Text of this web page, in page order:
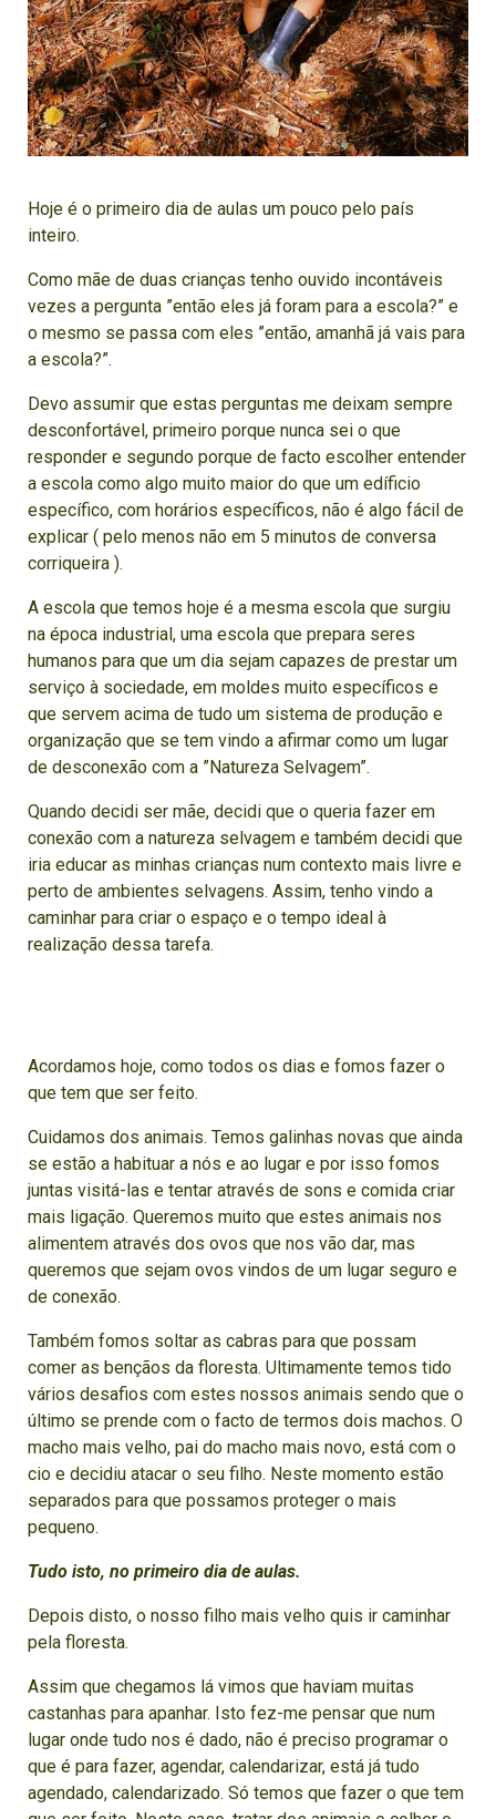
Hoje é o primeiro dia de aulas um pouco pelo país
inteiro.
Como mãe de duas crianças tenho ouvido incontáveis
vezes a pergunta ”então eles já foram para a escola?” e
o mesmo se passa com eles ”então, amanhã já vais para
a escola?”.
Devo assumir que estas perguntas me deixam sempre
desconfortável, primeiro porque nunca sei o que
responder e segundo porque de facto escolher entender
a escola como algo muito maior do que um edíficio
específico, com horários específicos, não é algo fácil de
explicar ( pelo menos não em 5 minutos de conversa
corriqueira ).
A escola que temos hoje é a mesma escola que surgiu
na época industrial, uma escola que prepara seres
humanos para que um dia sejam capazes de prestar um
serviço à sociedade, em moldes muito específicos e
que servem acima de tudo um sistema de produção e
organização que se tem vindo a afirmar como um lugar
de desconexão com a ”Natureza Selvagem”.
Quando decidi ser mãe, decidi que o queria fazer em
conexão com a natureza selvagem e também decidi que
iria educar as minhas crianças num contexto mais livre e
perto de ambientes selvagens. Assim, tenho vindo a
caminhar para criar o espaço e o tempo ideal à
realização dessa tarefa.
Acordamos hoje, como todos os dias e fomos fazer o
que tem que ser feito.
Cuidamos dos animais. Temos galinhas novas que ainda
se estão a habituar a nós e ao lugar e por isso fomos
juntas visitá-las e tentar através de sons e comida criar
mais ligação. Queremos muito que estes animais nos
alimentem através dos ovos que nos vão dar, mas
queremos que sejam ovos vindos de um lugar seguro e
de conexão.
Também fomos soltar as cabras para que possam
comer as bençãos da floresta. Ultimamente temos tido
vários desafios com estes nossos animais sendo que o
último se prende com o facto de termos dois machos. O
macho mais velho, pai do macho mais novo, está com o
cio e decidiu atacar o seu filho. Neste momento estão
separados para que possamos proteger o mais
pequeno.
Tudo isto, no primeiro dia de aulas.
Depois disto, o nosso filho mais velho quis ir caminhar
pela floresta.
Assim que chegamos lá vimos que haviam muitas
castanhas para apanhar. Isto fez-me pensar que num
lugar onde tudo nos é dado, não é preciso programar o
que é para fazer, agendar, calendarizar, está já tudo
agendado, calendarizado. Só temos que fazer o que tem